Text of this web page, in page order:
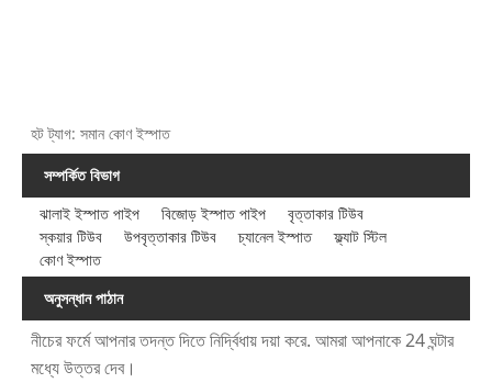
হট ট্যাগ: সমান কোণ ইস্পাত
সম্পর্কিত বিভাগ
ঝালাই ইস্পাত পাইপ
বিজোড় ইস্পাত পাইপ
বৃত্তাকার টিউব
স্কয়ার টিউব
উপবৃত্তাকার টিউব চ্যানেল ইস্পাত
ফ্ল্যাট স্টিল
কোণ ইস্পাত
অনুসন্ধান পাঠান
নীচের ফর্মে আপনার তদন্ত দিতে নির্দ্বিধায় দয়া করে. আমরা আপনাকে 24 ঘন্টার
মধ্যে উত্তর দেব।